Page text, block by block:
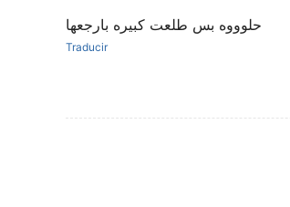
حلوووه بس طلعت كبيره بارجعها
Traducir